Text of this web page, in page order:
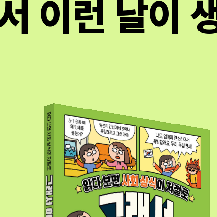
이런 날이